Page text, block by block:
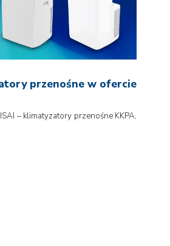
przenośne w ofercie
– klimatyzatory przenośne KKPA,